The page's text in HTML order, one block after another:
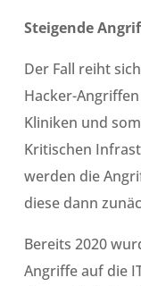
Steigende
Der Fall reiht
Hacker-
Kliniken und
Kritischen
werden die
diese dann
Bereits 2020
Angriffe auf die